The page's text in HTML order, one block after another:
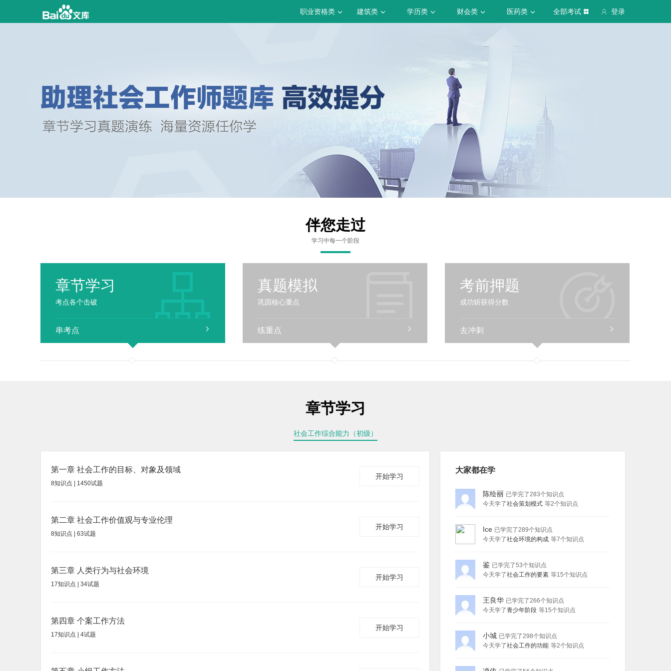
登录
职业资格类 建筑类 学历类 财会类 医药类 全部考试
伴您走过
学习中每一个阶段
章节学习
考点各个击破
串考点
真题模拟
巩固核心重点
练重点
考前押题
成功斩获得分数
去冲刺
章节学习
社会工作综合能力（初级）
第一章 社会工作的目标、对象及领域
8知识点 | 1450试题
开始学习
第二章 社会工作价值观与专业伦理
8知识点 | 63试题
开始学习
第三章 人类行为与社会环境
17知识点 | 34试题
开始学习
第四章 个案工作方法
17知识点 | 4试题
开始学习
大家都在学
陈绘丽 已学完了283个知识点
今天学了社会策划模式 等2个知识点
Ice 已学完了289个知识点
今天学了社会环境的构成 等7个知识点
鉴 已学完了53个知识点
今天学了社会工作的要素 等15个知识点
王良华 已学完了266个知识点
今天学了青少年阶段 等15个知识点
小城 已学完了298个知识点
今天学了社会工作的功能 等2个知识点